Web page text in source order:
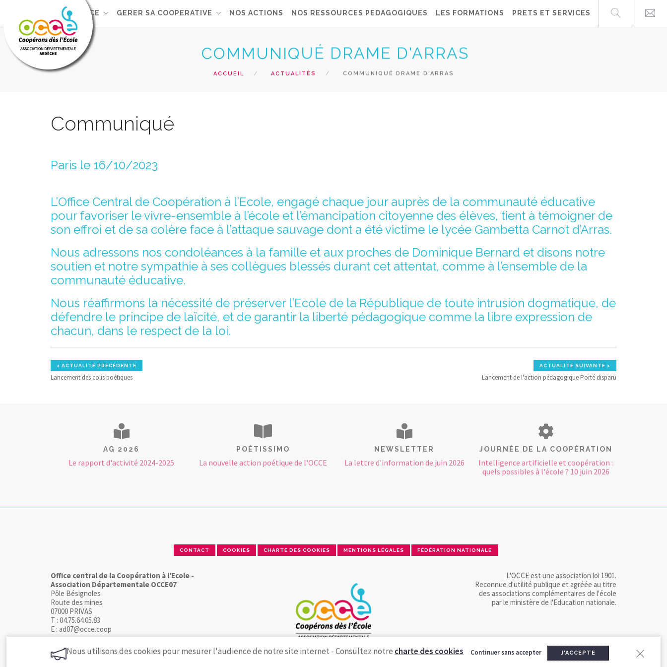
L'OCCE GERER SA COOPERATIVE NOS ACTIONS NOS RESSOURCES PEDAGOGIQUES LES FORMATIONS PRETS ET SERVICES
COMMUNIQUÉ DRAME D'ARRAS
ACCUEIL ACTUALITÉS COMMUNIQUÉ DRAME D'ARRAS
Communiqué
Paris le 16/10/2023
L’Office Central de Coopération à l’Ecole, engagé chaque jour auprès de la communauté éducative
pour favoriser le vivre-ensemble à l’école et l’émancipation citoyenne des élèves, tient à témoigner de
son effroi et de sa colère face à l’attaque sauvage dont a été victime le lycée Gambetta Carnot d’Arras.
Nous adressons nos condoléances à la famille et aux proches de Dominique Bernard et disons notre
soutien et notre sympathie à ses collègues blessés durant cet attentat, comme à l’ensemble de la
communauté éducative.
Nous réaffirmons la nécessité de préserver l’Ecole de la République de toute intrusion dogmatique, de
défendre le principe de laïcité, et de garantir la liberté pédagogique comme la libre expression de
chacun, dans le respect de la loi.
< ACTUALITÉ PRÉCÉDENTE
Lancement des colis poétiques
ACTUALITÉ SUIVANTE >
Lancement de l'action pédagogique Porté disparu
AG 2026
Le rapport d'activité 2024-2025
POÉTISSIMO
La nouvelle action poétique de l'OCCE
NEWSLETTER
La lettre d'information de juin 2026
JOURNÉE DE LA COOPÉRATION
Intelligence artificielle et coopération :
quels possibles à l'école ? 10 juin 2026
CONTACT COOKIES CHARTE DES COOKIES MENTIONS LÉGALES FÉDÉRATION NATIONALE
Office central de la Coopération à l'Ecole -
Association Départementale OCCE07
Pôle Bésignoles
Route des mines
07000 PRIVAS
T : 04.75.64.05.83
E : ad07@occe.coop
L'OCCE est une association loi 1901.
Reconnue d'utilité publique et agréée au titre
des associations complémentaires de l'école
par le ministère de l'Education nationale.
Nous utilisons des cookies pour mesurer l'audience de notre site internet - Consultez notre charte des cookies Continuer sans accepter J'ACCEPTE